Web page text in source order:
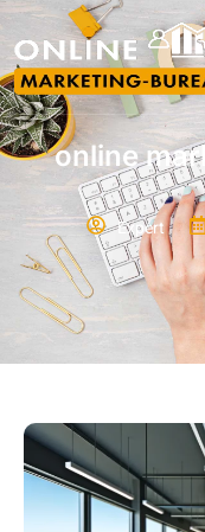
online
Expert